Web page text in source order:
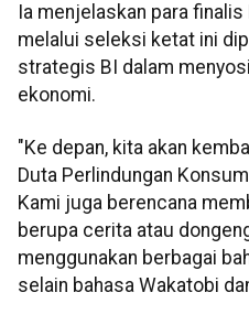
Ia menjelaskan para
melalui seleksi ketat ini
strategis BI dalam
ekonomi.
"Ke depan, kita akan
Duta Perlindungan
Kami juga berencana
berupa cerita atau
menggunakan berbagai
selain bahasa Wakatobi